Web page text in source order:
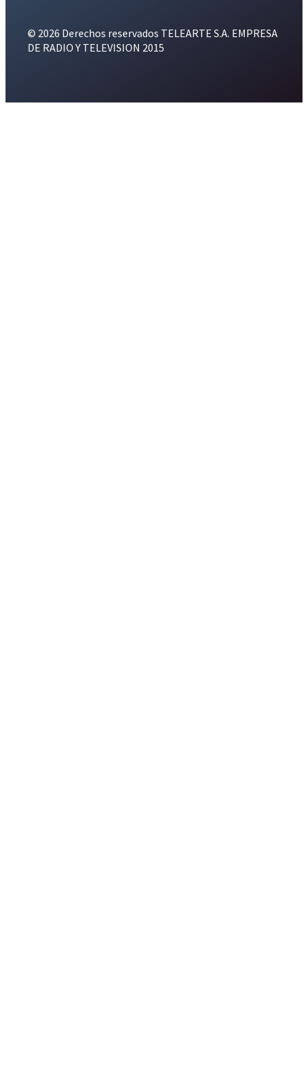
© 2026 Derechos reservados TELEARTE S.A. EMPRESA
DE RADIO Y TELEVISION 2015